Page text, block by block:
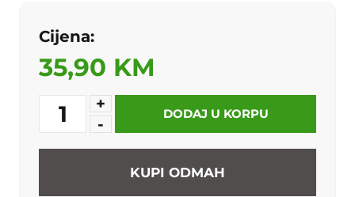
Cijena:
35,90 KM
1
+
-
DODAJ U KORPU
KUPI ODMAH